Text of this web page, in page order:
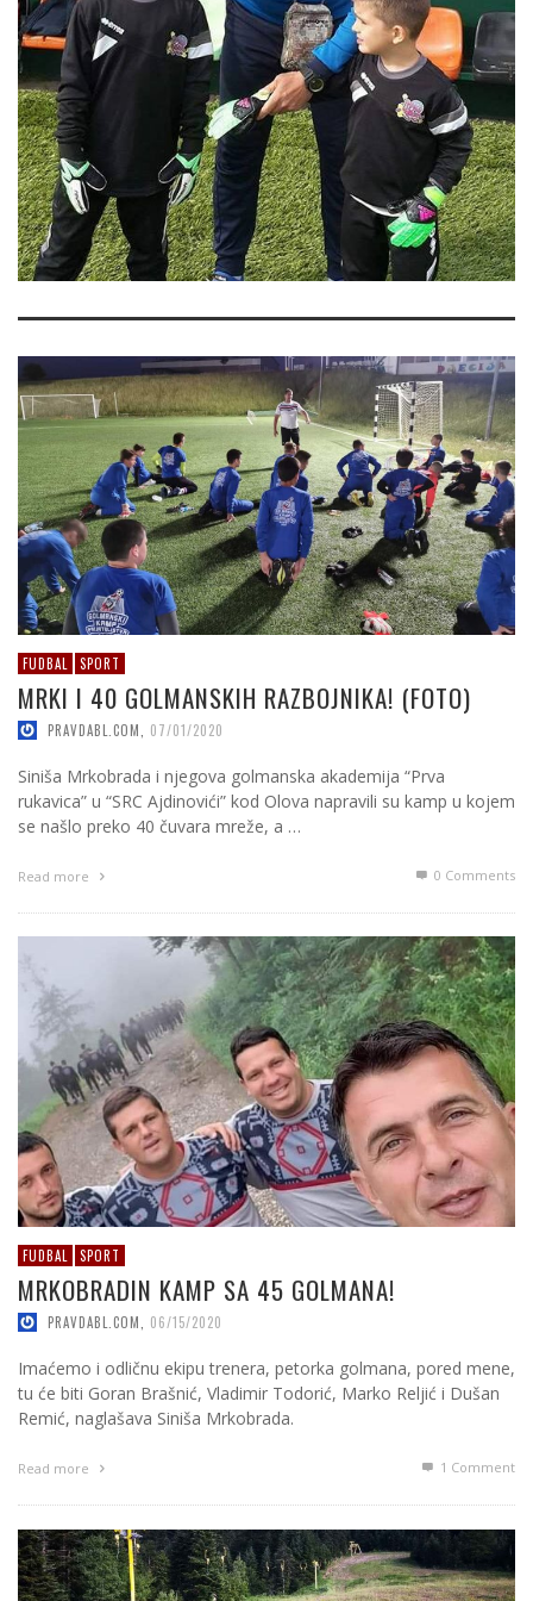
FUDBAL SPORT
MRKI I 40 GOLMANSKIH RAZBOJNIKA! (FOTO)
PRAVDABL.COM 07/01/2020
Siniša Mrkobrada i njegova golmanska akademija “Prva
rukavica” u “SRC Ajdinovići” kod Olova napravili su kamp u kojem
se našlo preko 40 čuvara mreže, a …
Read more 0 Comments
FUDBAL SPORT
MRKOBRADIN KAMP SA 45 GOLMANA!
PRAVDABL.COM 06/15/2020
Imaćemo i odličnu ekipu trenera, petorka golmana, pored mene,
tu će biti Goran Brašnić, Vladimir Todorić, Marko Reljić i Dušan
Remić, naglašava Siniša Mrkobrada.
Read more 1 Comment